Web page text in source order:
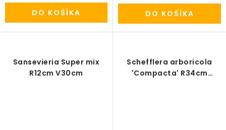
DO KOŠÍKA DO KOŠÍKA
Sansevieria Super mix
R12cm V30cm
Schefflera arboricola
'Compacta' R34cm